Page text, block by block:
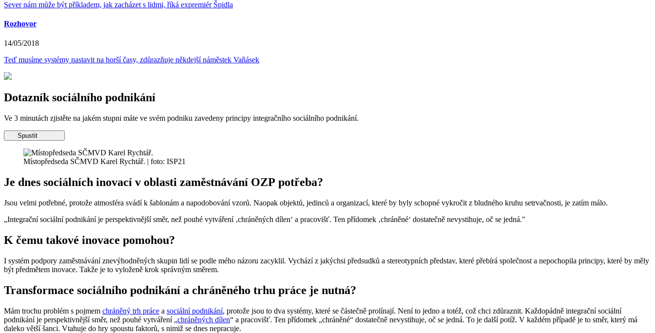
Sever nám může být příkladem, jak zacházet s lidmi, říká expremiér Špidla
Rozhovor
14/05/2018
Teď musíme systémy nastavit na horší časy, zdůrazňuje někdejší náměstek Vaňásek
Dotazník sociálního podnikání
Ve 3 minutách zjistěte na jakém stupni máte ve svém podniku zavedeny principy integračního sociálního podnikání.
Místopředseda SČMVD Karel Rychtář. | foto: ISP21
Je dnes sociálních inovací v oblasti zaměstnávání OZP potřeba?
Jsou velmi potřebné, protože atmosféra svádí k šablonám a napodobování vzorů. Naopak objektů, jedinců a organizací, které by byly schopné vykročit z bludného kruhu setrvačnosti, je zatím málo.
„Integrační sociální podnikání je perspektivnější směr, než pouhé vytváření ‚chráněných dílen‘ a pracovišť. Ten přídomek ‚chráněné‘ dostatečně nevystihuje, oč se jedná."
K čemu takové inovace pomohou?
I systém podpory zaměstnávání znevýhodněných skupin lidí se podle mého názoru zacyklil. Vychází z jakýchsi předsudků a stereotypních představ, které přebírá společnost a nepochopila principy, které by měly
být předmětem inovace. Takže je to vyloženě krok správným směrem.
Transformace sociálního podnikání a chráněného trhu práce je nutná?
Mám trochu problém s pojmem chráněný trh práce a sociální podnikání, protože jsou to dva systémy, které se částečně prolínají. Není to jedno a totéž, což chci zdůraznit. Každopádně integrační sociální
podnikání je perspektivnější směr, než pouhé vytváření „chráněných dílen“ a pracovišť. Ten přídomek „chráněné“ dostatečně nevystihuje, oč se jedná. To je další potíž. V každém případě je to směr, který má
daleko větší šanci. Vtahuje do hry spoustu faktorů, s nimiž se dnes nepracuje.